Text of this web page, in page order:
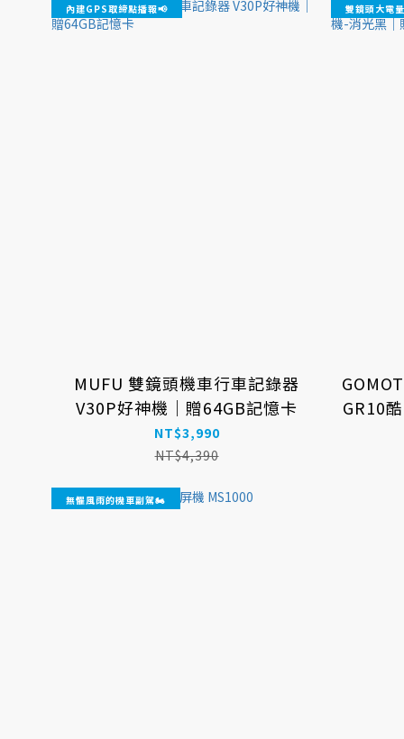
內建GPS取締點播報📢
MUFU 雙鏡頭機車行車記錄器
V30P好神機｜贈64GB記憶卡
NT$3,990
NT$4,390
雙鏡頭大電
GR10
無懼風雨的機車副駕🏍️